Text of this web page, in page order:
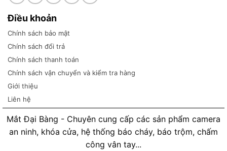
Điều khoản
Chính sách bảo mật
Chính sách đổi trả
Chính sách thanh toán
Chính sách vận chuyển và kiểm tra hàng
Giới thiệu
Liên hệ
Mắt Đại Bàng - Chuyên cung cấp các sản phẩm camera
an ninh, khóa cửa, hệ thống báo cháy, báo trộm, chấm
công vân tay...